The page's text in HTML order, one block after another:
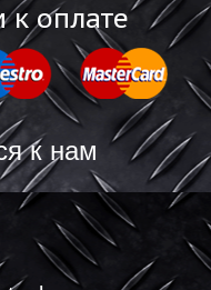
оплате
к нам